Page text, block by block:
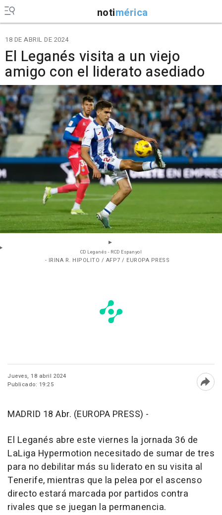
notimérica
18 DE ABRIL DE 2024
El Leganés visita a un viejo
amigo con el liderato asediado
CD Leganés - RCD Espanyol
- IRINA R. HIPOLITO / AFP7 / EUROPA PRESS
Jueves, 18 abril 2024
Publicado: 19:25
MADRID 18 Abr. (EUROPA PRESS) -
El Leganés abre este viernes la jornada 36 de
LaLiga Hypermotion necesitado de sumar de tres
para no debilitar más su liderato en su visita al
Tenerife, mientras que la pelea por el ascenso
directo estará marcada por partidos contra
rivales que se juegan la permanencia.